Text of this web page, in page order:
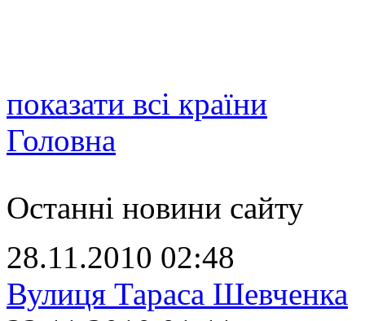
показати всі країни
Головна
Останні новини сайту
28.11.2010 02:48
Вулиця Тараса Шевченка